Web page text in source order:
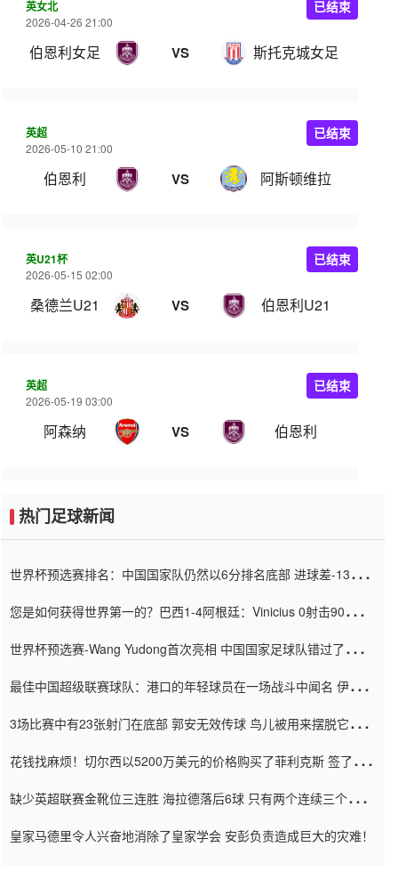
英女北
2026-04-26 21:00
伯恩利女足 VS 斯托克城女足
已结束
英超
2026-05-10 21:00
伯恩利 VS 阿斯顿维拉
已结束
英U21杯
2026-05-15 02:00
桑德兰U21 VS 伯恩利U21
已结束
英超
2026-05-19 03:00
阿森纳 VS 伯恩利
已结束
热门足球新闻
世界杯预选赛排名：中国国家队仍然以6分排名底部 进球差-13令人
您是如何获得世界第一的？巴西1-4阿根廷：Vinicius 0射击90分钟
世界杯预选赛-Wang Yudong首次亮相 中国国家足球队错过了世界
最佳中国超级联赛球队：港口的年轻球员在一场战斗中闻名 伊万放
3场比赛中有23张射门在底部 郭安无效传球 鸟儿被用来摆脱它
花钱找麻烦！切尔西以5200万美元的价格购买了菲利克斯 签了7年
缺少英超联赛金靴位三连胜 海拉德落后6球 只有两个连续三个连续
皇家马德里令人兴奋地消除了皇家学会 安彭负责造成巨大的灾难！